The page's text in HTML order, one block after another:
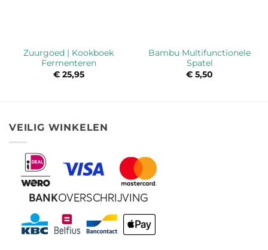
Zuurgoed | Kookboek
Fermenteren
€25,95
Bambu Multifunctionele
Spatel
€ 5,50
VEILIG WINKELEN